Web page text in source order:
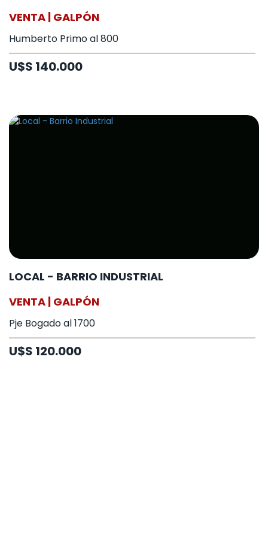
VENTA | GALPÓN
Humberto Primo al 800
U$S 140.000
LOCAL - BARRIO INDUSTRIAL
VENTA | GALPÓN
Pje Bogado al 1700
U$S 120.000